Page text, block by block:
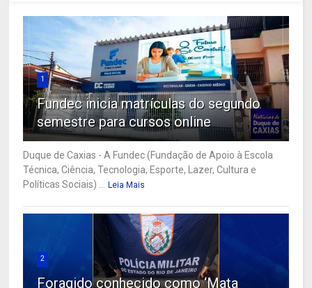
1
Fundec inicia matrículas do segundo
semestre para cursos online
Duque de Caxias - A Fundec (Fundação de Apoio à Escola
Técnica, Ciência, Tecnologia, Esporte, Lazer, Cultura e
Políticas Sociais) ... Leia Mais
2
Foragido conhecido como ‘Mata